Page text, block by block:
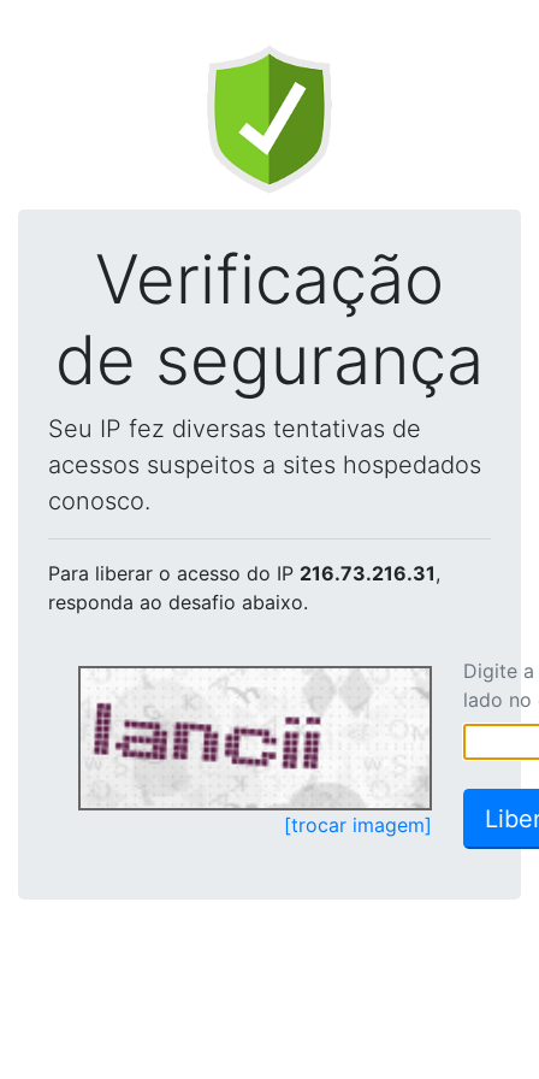
Verificação
de segurança
Seu IP fez diversas tentativas de
acessos suspeitos a sites hospedados
conosco.
Para liberar o acesso do IP 216.73.216.31,
responda ao desafio abaixo.
[trocar imagem]
Digite
lado no